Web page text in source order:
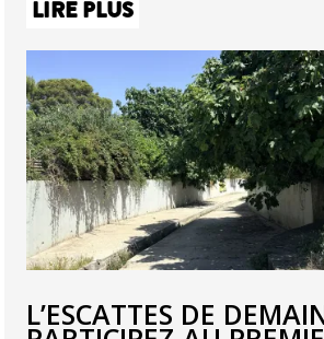
LIRE PLUS
L’ESCATTES DE